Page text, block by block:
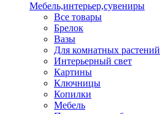
Мебель,интерьер,сувениры
Все товары
Брелок
Вазы
Для комнатных растений
Интерьерный свет
Картины
Ключницы
Копилки
Мебель